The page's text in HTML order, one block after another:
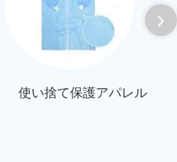
使い捨て保護アパレル